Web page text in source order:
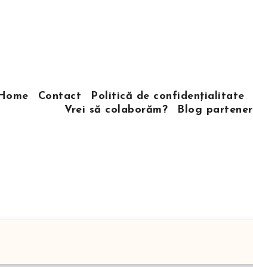
Home Contact Politică de confidențialitate
Vrei să colaborăm?
Blog partener